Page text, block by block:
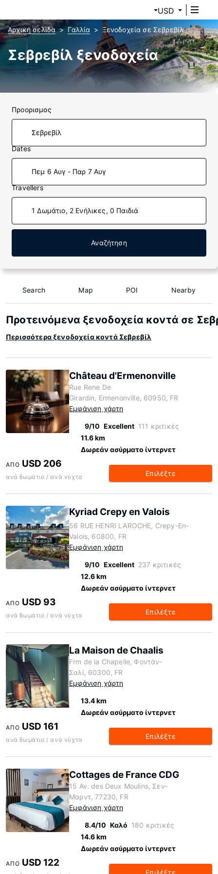
USD
Αρχική σελίδα Γαλλία Ξενοδοχεία σε Σεβρεβίλ
Σεβρεβίλ ξενοδοχεία
Προορισμος
Dates
Πεμ 6 Αυγ - Παρ 7 Αυγ
Travellers
1 Δωμάτιο, 2 Ενήλικες, 0 Παιδιά
Αναζήτηση
Search Map POI Nearby
Προτεινόμενα ξενοδοχεία κοντά σε
Περισσότερα ξενοδοχεία κοντά Σεβρεβίλ
Château d'Ermenonville
Rue Rene De
Girardin, Ermenonville, 60950, FR
Εμφάνιση χάρτη
9/10 Excellent 111 κριτικές
11.6 km
Δωρεάν ασύρματο ίντερνετ
ΑΠΌ USD 206
ανά δωμάτιο / ανά νύχτα Επιλέξτε
Kyriad Crepy en Valois
56 RUE HENRI LAROCHE, Crepy-En-
Valois, 60800, FR
Εμφάνιση χάρτη
9/10 Excellent 237 κριτικές
12.6 km
Δωρεάν ασύρματο ίντερνετ
ΑΠΌ USD 93
ανά δωμάτιο / ανά νύχτα Επιλέξτε
La Maison de Chaalis
Frm de la Chapelle, Φοντάν-
Σαλί, 60300, FR
Εμφάνιση χάρτη
13.4 km
Δωρεάν ασύρματο ίντερνετ
ΑΠΌ USD 161
ανά δωμάτιο / ανά νύχτα Επιλέξτε
Cottages de France CDG
15 Av. des Deux Moulins, Σεν-
Μαρντ, 77230, FR
Εμφάνιση χάρτη
8.4/10 Καλό 180 κριτικές
14.6 km
Δωρεάν ασύρματο ίντερνετ
ΑΠΌ USD 122
Επιλέξτε